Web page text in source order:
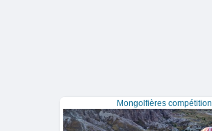
Mongolfières compétition